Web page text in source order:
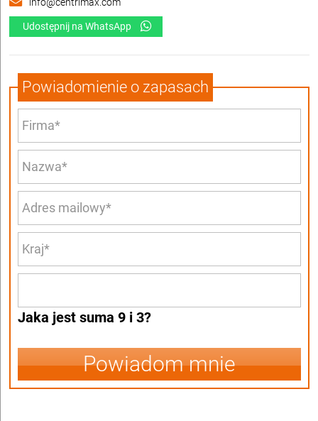
Udostępnij na WhatsApp
Powiadomienie o zapasach
Jaka jest suma 9 i 3?
Powiadom mnie